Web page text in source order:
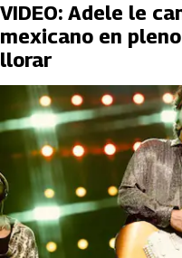
VIDEO: Adele le
mexicano en
llorar